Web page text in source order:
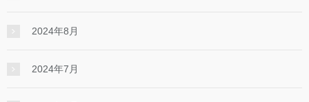
2024年8月
2024年7月